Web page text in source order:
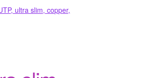
ultra slim, copper,